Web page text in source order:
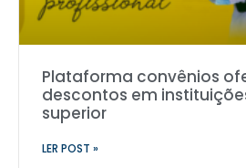
Plataforma convênios
descontos em
superior
LER POST »